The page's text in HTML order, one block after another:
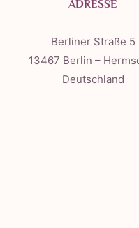
ADRESSE
Berliner Straße 5
13467 Berlin –
Deutschland